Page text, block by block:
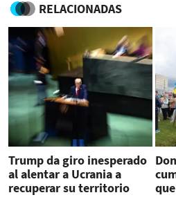
RELACIONADAS
Trump da giro inesperado
al alentar a Ucrania a
recuperar su territorio